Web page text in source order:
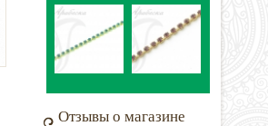
Отзывы о магазине